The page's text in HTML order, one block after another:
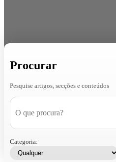
Procurar
Pesquise artigos, secções e conteúdos
Categoria: